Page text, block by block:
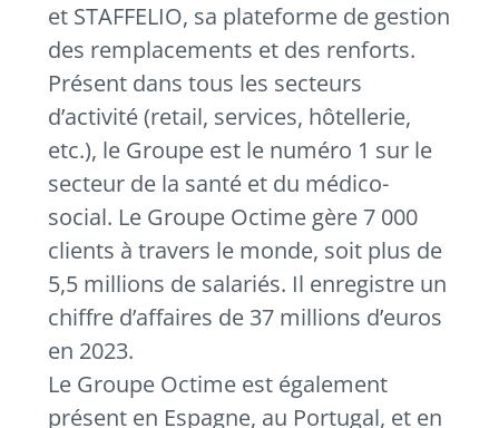
et STAFFELIO, sa plateforme de gestion
des remplacements et des renforts.
Présent dans tous les secteurs
d’activité (retail, services, hôtellerie,
etc.), le Groupe est le numéro 1 sur le
secteur de la santé et du médico-
social. Le Groupe Octime gère 7 000
clients à travers le monde, soit plus de
5,5 millions de salariés. Il enregistre un
chiffre d’affaires de 37 millions d’euros
en 2023.
Le Groupe Octime est également
présent en Espagne, au Portugal, et en